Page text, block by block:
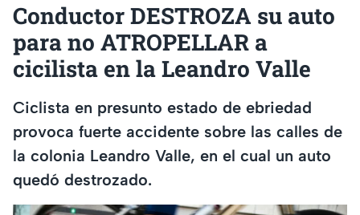
Conductor DESTROZA su auto
para no ATROPELLAR a
cicilista en la Leandro Valle
Ciclista en presunto estado de ebriedad
provoca fuerte accidente sobre las calles de
la colonia Leandro Valle, en el cual un auto
quedó destrozado.